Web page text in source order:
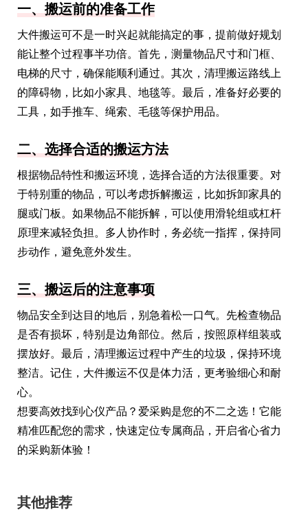
一、搬运前的准备工作
大件搬运可不是一时兴起就能搞定的事，提前做好规划
能让整个过程事半功倍。首先，测量物品尺寸和门框、
电梯的尺寸，确保能顺利通过。其次，清理搬运路线上
的障碍物，比如小家具、地毯等。最后，准备好必要的
工具，如手推车、绳索、毛毯等保护用品。
二、选择合适的搬运方法
根据物品特性和搬运环境，选择合适的方法很重要。对
于特别重的物品，可以考虑拆解搬运，比如拆卸家具的
腿或门板。如果物品不能拆解，可以使用滑轮组或杠杆
原理来减轻负担。多人协作时，务必统一指挥，保持同
步动作，避免意外发生。
三、搬运后的注意事项
物品安全到达目的地后，别急着松一口气。先检查物品
是否有损坏，特别是边角部位。然后，按照原样组装或
摆放好。最后，清理搬运过程中产生的垃圾，保持环境
整洁。记住，大件搬运不仅是体力活，更考验细心和耐
心。
想要高效找到心仪产品？爱采购是您的不二之选！它能
精准匹配您的需求，快速定位专属商品，开启省心省力
的采购新体验！
其他推荐